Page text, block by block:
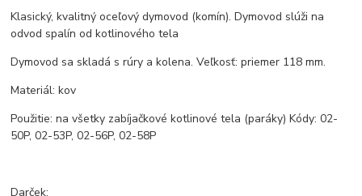
Klasický, kvalitný oceľový dymovod (komín). Dymovod slúži na
odvod spalín od kotlinového tela
Dymovod sa skladá s rúry a kolena. Veľkosť: priemer 118 mm.
Materiál: kov
Použitie: na všetky zabíjačkové kotlinové tela (paráky) Kódy: 02-
50P, 02-53P, 02-56P, 02-58P
Darček: